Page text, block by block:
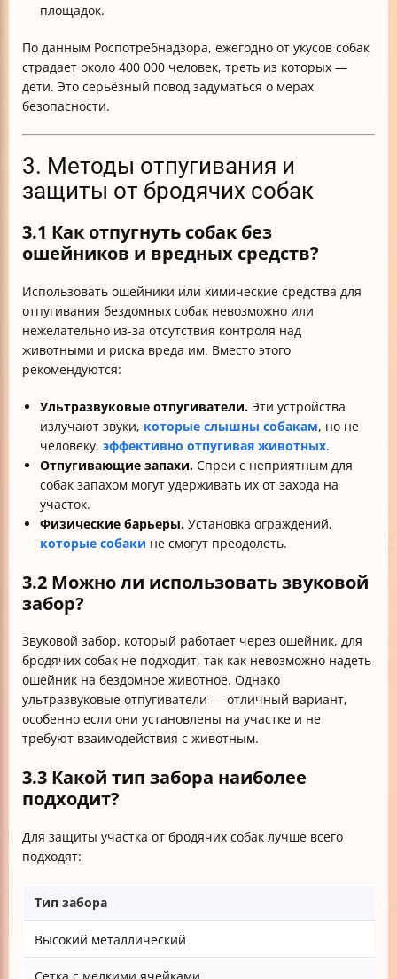
площадок.
По данным Роспотребнадзора, ежегодно от укусов собак
страдает около 400 000 человек, треть из которых —
дети. Это серьёзный повод задуматься о мерах
безопасности.
3. Методы отпугивания и
защиты от бродячих собак
3.1 Как отпугнуть собак без
ошейников и вредных средств?
Использовать ошейники или химические средства для
отпугивания бездомных собак невозможно или
нежелательно из-за отсутствия контроля над
животными и риска вреда им. Вместо этого
рекомендуются:
Ультразвуковые отпугиватели. Эти устройства
излучают звуки, которые слышны собакам, но не
человеку, эффективно отпугивая животных.
Отпугивающие запахи. Спреи с неприятным для
собак запахом могут удерживать их от захода на
участок.
Физические барьеры. Установка ограждений,
которые собаки не смогут преодолеть.
3.2 Можно ли использовать звуковой
забор?
Звуковой забор, который работает через ошейник, для
бродячих собак не подходит, так как невозможно надеть
ошейник на бездомное животное. Однако
ультразвуковые отпугиватели — отличный вариант,
особенно если они установлены на участке и не
требуют взаимодействия с животным.
3.3 Какой тип забора наиболее
подходит?
Для защиты участка от бродячих собак лучше всего
подходят:
Тип забора
Высокий металлический